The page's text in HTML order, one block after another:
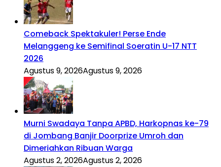
Comeback Spektakuler! Perse Ende
Melanggeng ke Semifinal Soeratin U-17 NTT
2026
Agustus 9, 2026Agustus 9, 2026
Murni Swadaya Tanpa APBD, Harkopnas ke-79
di Jombang Banjir Doorprize Umroh dan
Dimeriahkan Ribuan Warga
Agustus 2, 2026Agustus 2, 2026